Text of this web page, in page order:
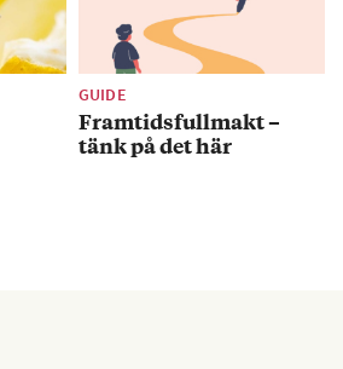
GUIDE
Framtidsfullmakt –
tänk på det här